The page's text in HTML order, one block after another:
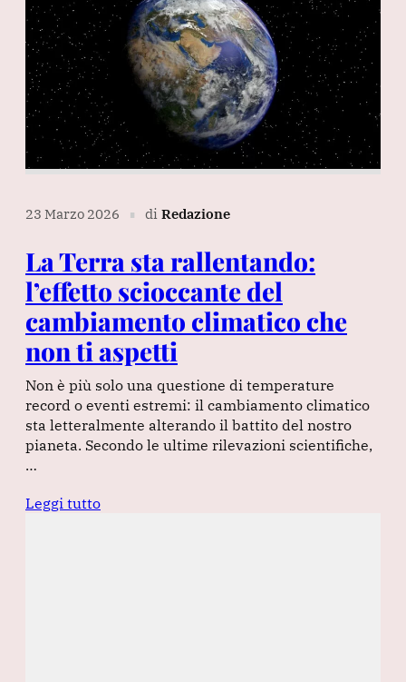
23 Marzo 2026 ∎ di Redazione
La Terra sta rallentando:
l’effetto scioccante del
cambiamento climatico che
non ti aspetti
Non è più solo una questione di temperature
record o eventi estremi: il cambiamento climatico
sta letteralmente alterando il battito del nostro
pianeta. Secondo le ultime rilevazioni scientifiche,
…
Leggi tutto